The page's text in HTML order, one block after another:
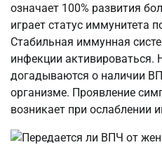
означает 100% развития
играет статус иммунитета
Стабильная иммунная
инфекции активироваться.
догадываются о наличии
организме. Проявление
возникает при ослаблении